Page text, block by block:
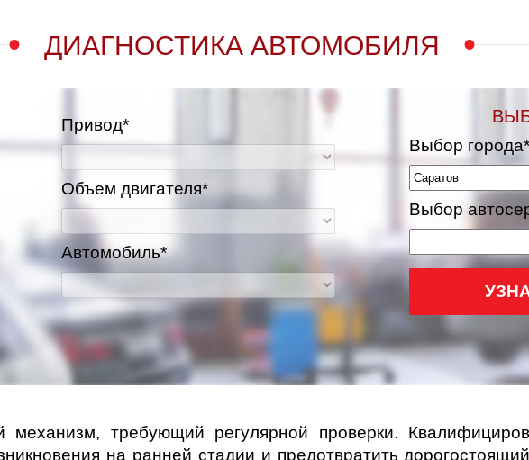
ДИАГНОСТИКА АВТОМОБИЛЯ
Привод*
Объем двигателя*
Автомобиль*
Выбор города*
Выбор
требующий регулярной проверки.
на ранней стадии и предотвратить